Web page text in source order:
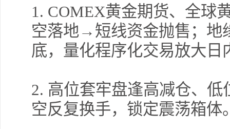
1. COMEX黄金期货、全球
空落地→短线资金抛售；
底，量化程序化交易放大日
2. 高位套牢盘逢高减仓、
空反复换手，锁定震荡箱体